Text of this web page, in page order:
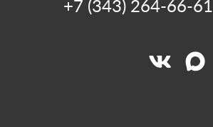
+7 (343) 264-66-61